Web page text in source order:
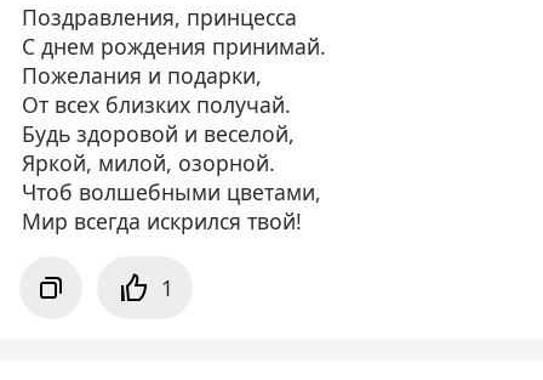
Поздравления, принцесса
С днем рождения принимай.
Пожелания и подарки,
От всех близких получай.
Будь здоровой и веселой,
Яркой, милой, озорной.
Чтоб волшебными цветами,
Мир всегда искрился твой!
1